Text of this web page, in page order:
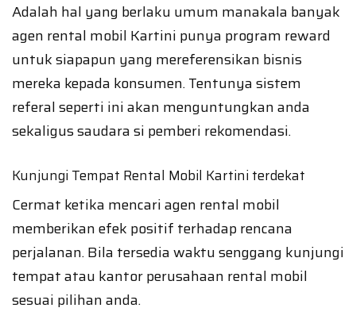
Adalah hal yang berlaku umum manakala banyak
agen rental mobil Kartini punya program reward
untuk siapapun yang mereferensikan bisnis
mereka kepada konsumen. Tentunya sistem
referal seperti ini akan menguntungkan anda
sekaligus saudara si pemberi rekomendasi.
Kunjungi Tempat Rental Mobil Kartini terdekat
Cermat ketika mencari agen rental mobil
memberikan efek positif terhadap rencana
perjalanan. Bila tersedia waktu senggang kunjungi
tempat atau kantor perusahaan rental mobil
sesuai pilihan anda.